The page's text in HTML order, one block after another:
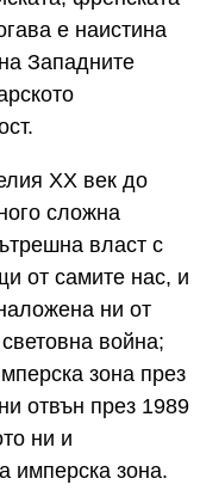
е наистина
Западните
XX век до
сложна
власт с
от самите нас, и
ни от
война;
зона през
отвън през 1989
ни и
имперска зона.